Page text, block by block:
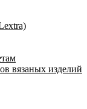
вязаных изделий